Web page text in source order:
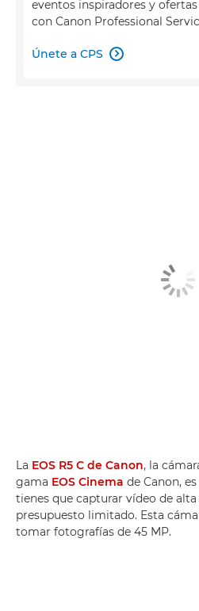
eventos inspiradores y
con Canon Professional
Únete a CPS 
La EOS R5 C de Canon, la
gama EOS Cinema de Canon,
tienes que capturar vídeo de
presupuesto limitado. Esta
tomar fotografías de 45 MP.